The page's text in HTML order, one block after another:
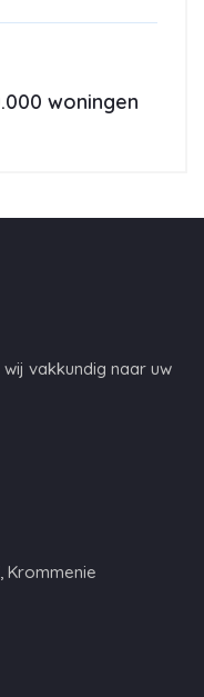
woningen
vakkundig naar uw
Krommenie